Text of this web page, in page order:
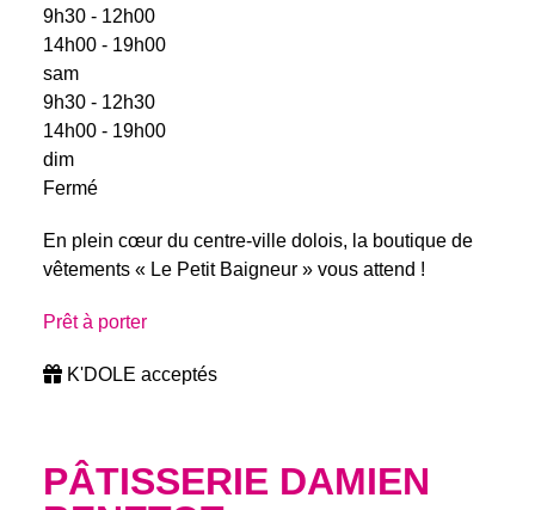
9h30 - 12h00
14h00 - 19h00
sam
9h30 - 12h30
14h00 - 19h00
dim
Fermé
En plein cœur du centre-ville dolois, la boutique de
vêtements « Le Petit Baigneur » vous attend !
Prêt à porter
K'DOLE acceptés
PÂTISSERIE DAMIEN